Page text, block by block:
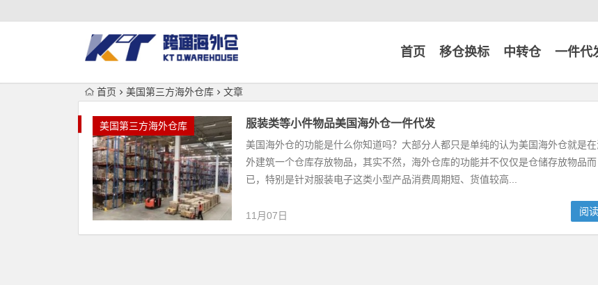
首页 移仓换标 中转仓 一件代
首页 美国第三方海外仓库 文章
美国第三方海外仓库 服装类等小件物品美国海外仓一件代发
美国海外仓的功能是什么你知道吗？大部分人都只是单纯的认为美国海外仓就是
外建筑一个仓库存放物品，其实不然，海外仓库的功能并不仅仅是仓储存放物品而
已，特别是针对服装电子这类小型产品消费周期短、货值较高...
11月07日 阅